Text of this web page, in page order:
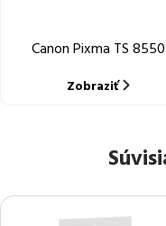
Canon Pixma TS 8550
Zobraziť